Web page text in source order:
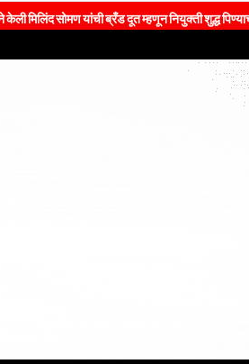
यांची ब्रँड दूत म्हणून नियुक्ती शुद्ध पिण्याच्या